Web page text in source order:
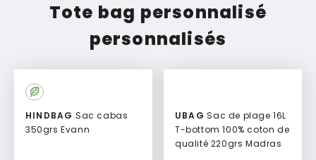
Tote bag personnalisé
personnalisés
HINDBAG
350grs Evann
UBAG Sac de plage 16L
T-bottom 100% coton de
qualité 220grs Madras